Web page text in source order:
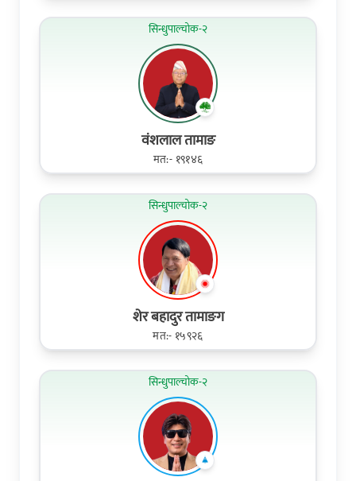
सिन्धुपाल्चोक-२
वंशलाल तामाङ
मत:- १९१४६
सिन्धुपाल्चोक-२
शेर बहादुर तामाङग
मत:- १५९२६
सिन्धुपाल्चोक-२